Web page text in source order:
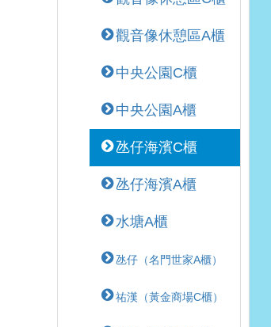
觀音像休憩區A櫃
中央公園C櫃
中央公園A櫃
氹仔海濱C櫃
氹仔海濱A櫃
水塘A櫃
氹仔（名門世家A櫃）
祐漢（黃金商場C櫃）